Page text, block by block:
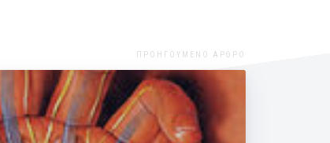
ΠΡΟΗΓΟΥΜΕΝΟ ΑΡΘΡΟ